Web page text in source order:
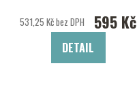
531,25 Kč bez DPH 595 Kč
DETAIL